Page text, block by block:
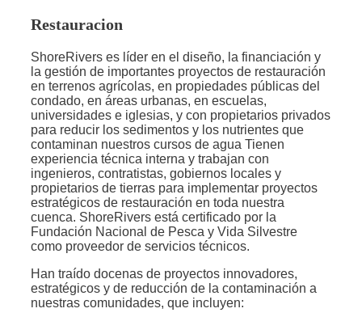
Restauracion
ShoreRivers es líder en el diseño, la financiación y
la gestión de importantes proyectos de restauración
en terrenos agrícolas, en propiedades públicas del
condado, en áreas urbanas, en escuelas,
universidades e iglesias, y con propietarios privados
para reducir los sedimentos y los nutrientes que
contaminan nuestros cursos de agua Tienen
experiencia técnica interna y trabajan con
ingenieros, contratistas, gobiernos locales y
propietarios de tierras para implementar proyectos
estratégicos de restauración en toda nuestra
cuenca. ShoreRivers está certificado por la
Fundación Nacional de Pesca y Vida Silvestre
como proveedor de servicios técnicos.
Han traído docenas de proyectos innovadores,
estratégicos y de reducción de la contaminación a
nuestras comunidades, que incluyen: